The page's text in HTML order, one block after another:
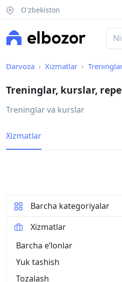
O'zbekiston
Darvoza Xizmatlar
Treninglar, kurslar,
Treninglar va kurslar
Xizmatlar
Barcha kategoriyalar
Xizmatlar
Barcha eʼlonlar
Yuk tashish
Tozalash